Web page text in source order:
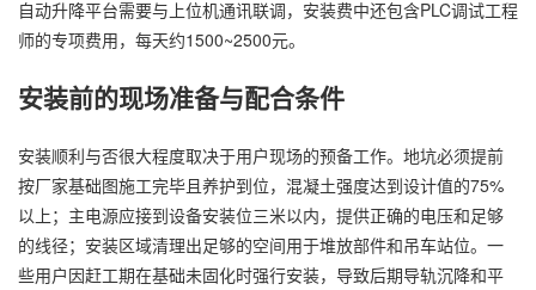
自动升降平台需要与上位机通讯联调，安装费中还包含PLC调试工程
师的专项费用，每天约1500~2500元。
安装前的现场准备与配合条件
安装顺利与否很大程度取决于用户现场的预备工作。地坑必须提前
按厂家基础图施工完毕且养护到位，混凝土强度达到设计值的75%
以上；主电源应接到设备安装位三米以内，提供正确的电压和足够
的线径；安装区域清理出足够的空间用于堆放部件和吊车站位。一
些用户因赶工期在基础未固化时强行安装，导致后期导轨沉降和平